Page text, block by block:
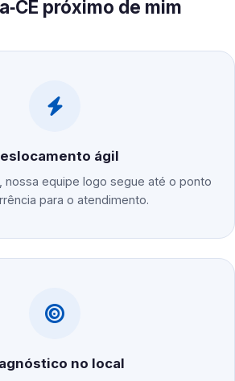
próximo de mim
ágil
nossa equipe logo segue até o ponto
para o atendimento.
no local